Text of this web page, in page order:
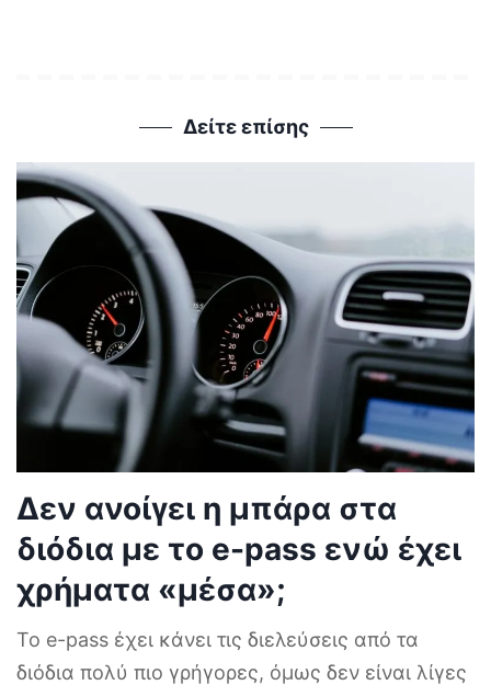
Δείτε επίσης
Δεν ανοίγει η μπάρα στα
διόδια με το e-pass ενώ έχει
χρήματα «μέσα»;
Το e-pass έχει κάνει τις διελεύσεις από τα
διόδια πολύ πιο γρήγορες, όμως δεν είναι λίγες